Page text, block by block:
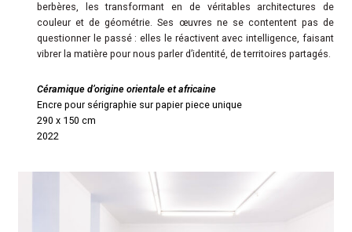
berbères, les transformant en de véritables architectures de
couleur et de géométrie. Ses œuvres ne se contentent pas de
questionner le passé : elles le réactivent avec intelligence, faisant
vibrer la matière pour nous parler d’identité, de territoires partagés.
Céramique d’origine orientale et africaine
Encre pour sérigraphie sur papier piece unique
290 x 150 cm
2022